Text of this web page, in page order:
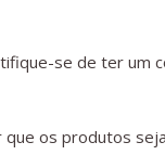
se de ter um
os produtos